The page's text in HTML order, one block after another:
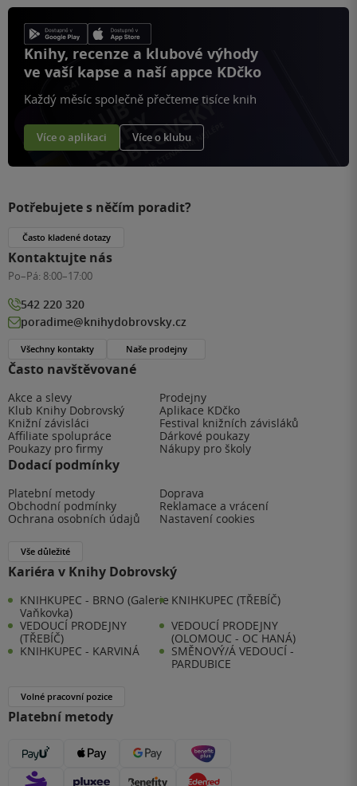
Knihy, recenze a klubové výhody
ve vaší kapse a naší appce KDčko
Každý měsíc společně přečteme tisíce knih
Více o aplikaci Více o klubu
Často navštěvované
Akce a slevy
Prodejny
Klub Knihy Dobrovský
Aplikace KDčko
Knižní závisláci
Festival knižních závisláků
Affiliate spolupráce
Dárkové poukazy
Poukazy pro firmy
Nákupy pro školy
Dodací podmínky
Platební metody
Doprava
Obchodní podmínky
Reklamace a vrácení
Ochrana osobních údajů
Nastavení cookies
Vše důležité
Kariéra v Knihy Dobrovský
KNIHKUPEC - BRNO (Galerie
Vaňkovka)
KNIHKUPEC (TŘEBÍČ)
VEDOUCÍ PRODEJNY
(TŘEBÍČ)
VEDOUCÍ PRODEJNY
(OLOMOUC - OC HANÁ)
KNIHKUPEC - KARVINÁ
SMĚNOVÝ/Á VEDOUCÍ -
PARDUBICE
Volné pracovní pozice
Platební metody
Potřebujete s něčím poradit?
Často kladené dotazy
Kontaktujte nás
Po–Pá: 8:00–17:00
542 220 320
poradime@knihydobrovsky.cz
Všechny kontakty Naše prodejny